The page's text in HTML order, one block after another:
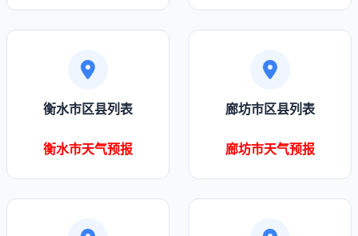
衡水市区县列表
衡水市天气预报
廊坊市区县列表
廊坊市天气预报